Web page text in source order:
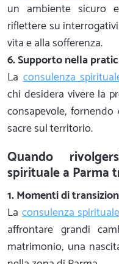
un ambiente sicuro
riflettere su
vita e alla sofferenza.
6. Supporto nella
Laconsulenza
chi desidera vivere la
consapevole,
sacre sul territorio.
Quando
spirituale a Parma
1. Momenti di
Laconsulenza
affrontare grandi
matrimonio, una